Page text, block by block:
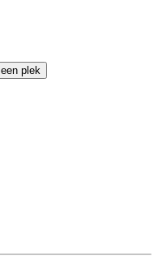
plek